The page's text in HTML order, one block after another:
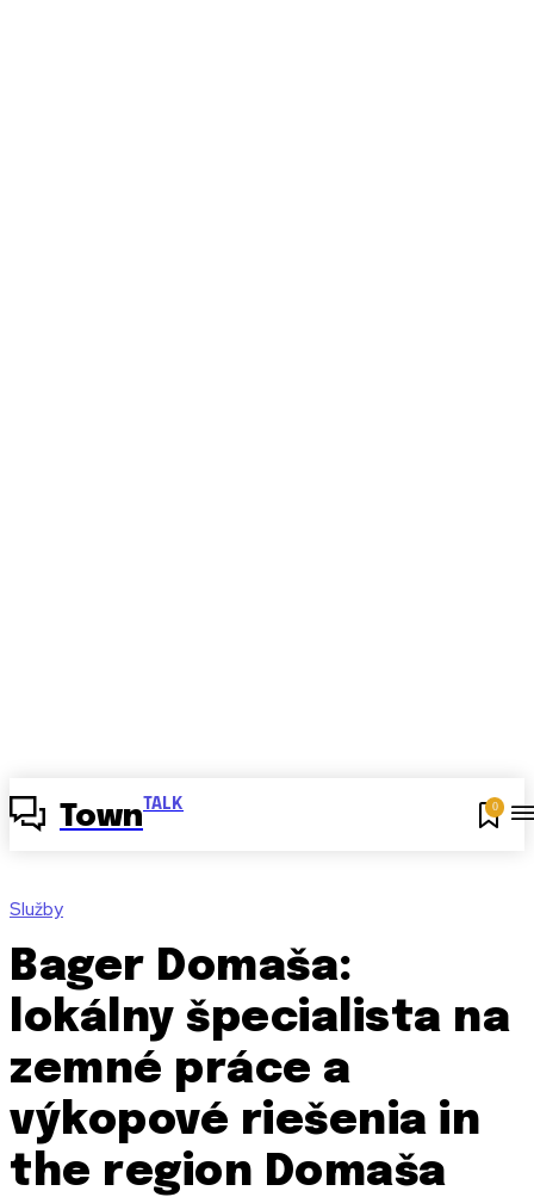
Town TALK 0
Služby
Bager Domaša:
lokálny špecialista na
zemné práce a
výkopové riešenia in
the region Domaša